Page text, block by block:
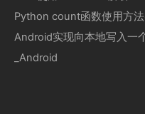
Python count函数使用方
Android实现向本地写入一
_Android